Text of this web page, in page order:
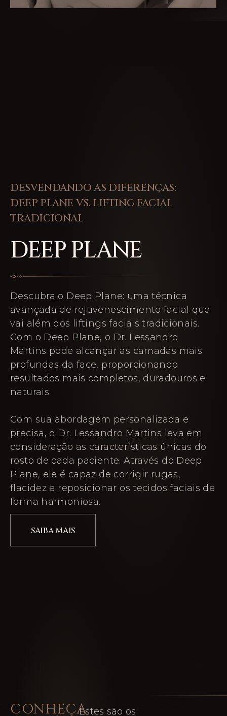
DESVENDANDO AS DIFERENÇAS:
DEEP PLANE VS. LIFTING FACIAL
TRADICIONAL
DEEP PLANE
Descubra o Deep Plane: uma técnica
avançada de rejuvenescimento facial que
vai além dos liftings faciais tradicionais.
Com o Deep Plane, o Dr. Lessandro
Martins pode alcançar as camadas mais
profundas da face, proporcionando
resultados mais completos, duradouros e
naturais.
Com sua abordagem personalizada e
precisa, o Dr. Lessandro Martins leva em
consideração as características únicas do
rosto de cada paciente. Através do Deep
Plane, ele é capaz de corrigir rugas,
flacidez e reposicionar os tecidos faciais de
forma harmoniosa.
SAIBA MAIS
CONHEÇAEstes são os